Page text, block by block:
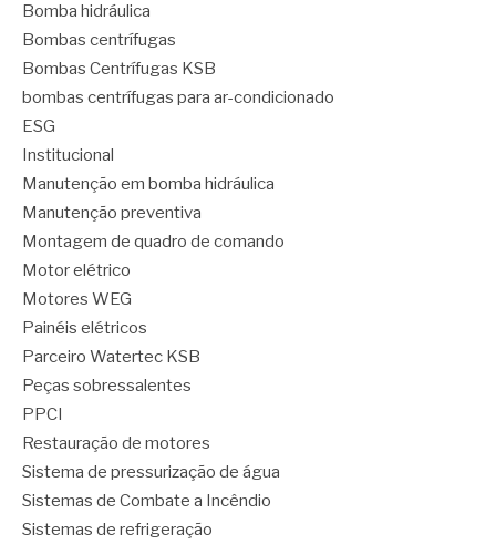
Bomba hidráulica
Bombas centrífugas
Bombas Centrífugas KSB
bombas centrífugas para ar-condicionado
ESG
Institucional
Manutenção em bomba hidráulica
Manutenção preventiva
Montagem de quadro de comando
Motor elétrico
Motores WEG
Painéis elétricos
Parceiro Watertec KSB
Peças sobressalentes
PPCI
Restauração de motores
Sistema de pressurização de água
Sistemas de Combate a Incêndio
Sistemas de refrigeração